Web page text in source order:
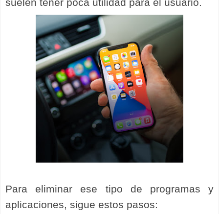
suelen tener poca utilidad para el usuario.
Para eliminar ese tipo de programas y
aplicaciones, sigue estos pasos: